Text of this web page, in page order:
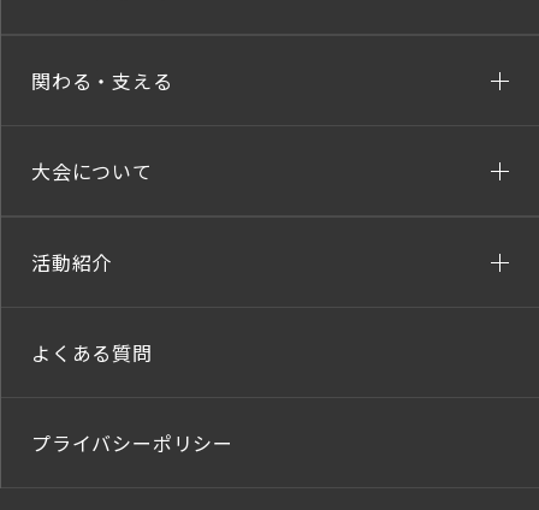
関わる・支える
大会について
活動紹介
よくある質問
プライバシーポリシー